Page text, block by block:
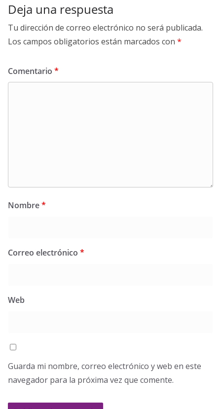
Deja una respuesta
Tu dirección de correo electrónico no será publicada.
Los campos obligatorios están marcados con *
Comentario *
Nombre*
Correo electrónico *
Web
Guarda mi nombre, correo electrónico y web en este
navegador para la próxima vez que comente.